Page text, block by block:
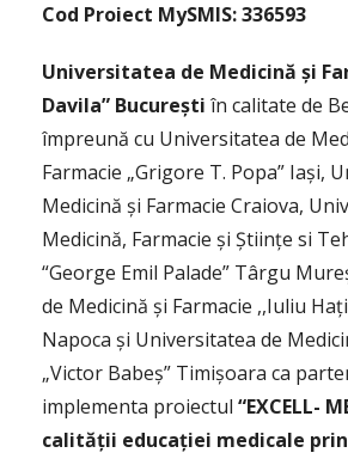
Cod Proiect MySMIS: 336593
Universitatea de Medicină și
Davila” București în calitate de
împreună cu Universitatea de
Farmacie „Grigore T. Popa” Iași,
Medicină și Farmacie Craiova,
Medicină, Farmacie și Științe si
“George Emil Palade” Târgu
de Medicină și Farmacie ,,Iuliu
Napoca și Universitatea de
„Victor Babeş” Timișoara ca
implementa proiectul “EXCELL-
calității educației medicale